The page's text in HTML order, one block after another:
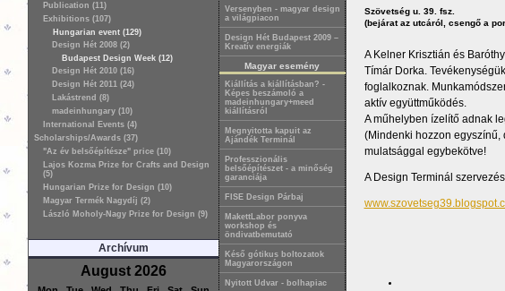
Publication (11)
Exhibitions (107)
Hungarian event (129)
Design Hét 2008 (2)
Budapest Design Week (12)
Design Hét 2010 (16)
Design Hét 2011 (24)
Lakástrend (8)
madeinhungary (10)
International Events (4)
Scholarships/Awards (37)
"Az év belsőépítésze" price (10)
Lajos Kozma Prize for Crafts and Design
(5)
Hungarian Prize for Design (10)
Magyar Termék Nagydíj (2)
László Moholy-Nagy Prize for Design (9)
Archívum
August 2026
Versenyben - magyar design
a világpiacon
Design Hét Budapest 2009 –
Kreatív energiák
Magyar esemény
Kiállítás a kiállításban? -
Képes beszámoló a
madeinhungary+meed
kiállításról
Megnyitotta kapuit az
Ajándék Terminál
Professzionális
belsőépítészet - a minőség
garanciája
FISE Design Párbaj
MakettLabor ponyva
workshop és
öndivatbemutató
Késő gótikus boltozatok
Magyarországon
Nyitott Udvar - bolhapiac
Szövetség u. 39. fsz.
(bejárat az utcáról, csengő a
A Kelner Krisztián és
Tímár Dorka.
foglalkoznak.
aktív együttműködés.
A műhelyben ízelítő adnak
(Mindenki hozzon egyszínű,
mulatsággal egybekötve!
A Design Terminál